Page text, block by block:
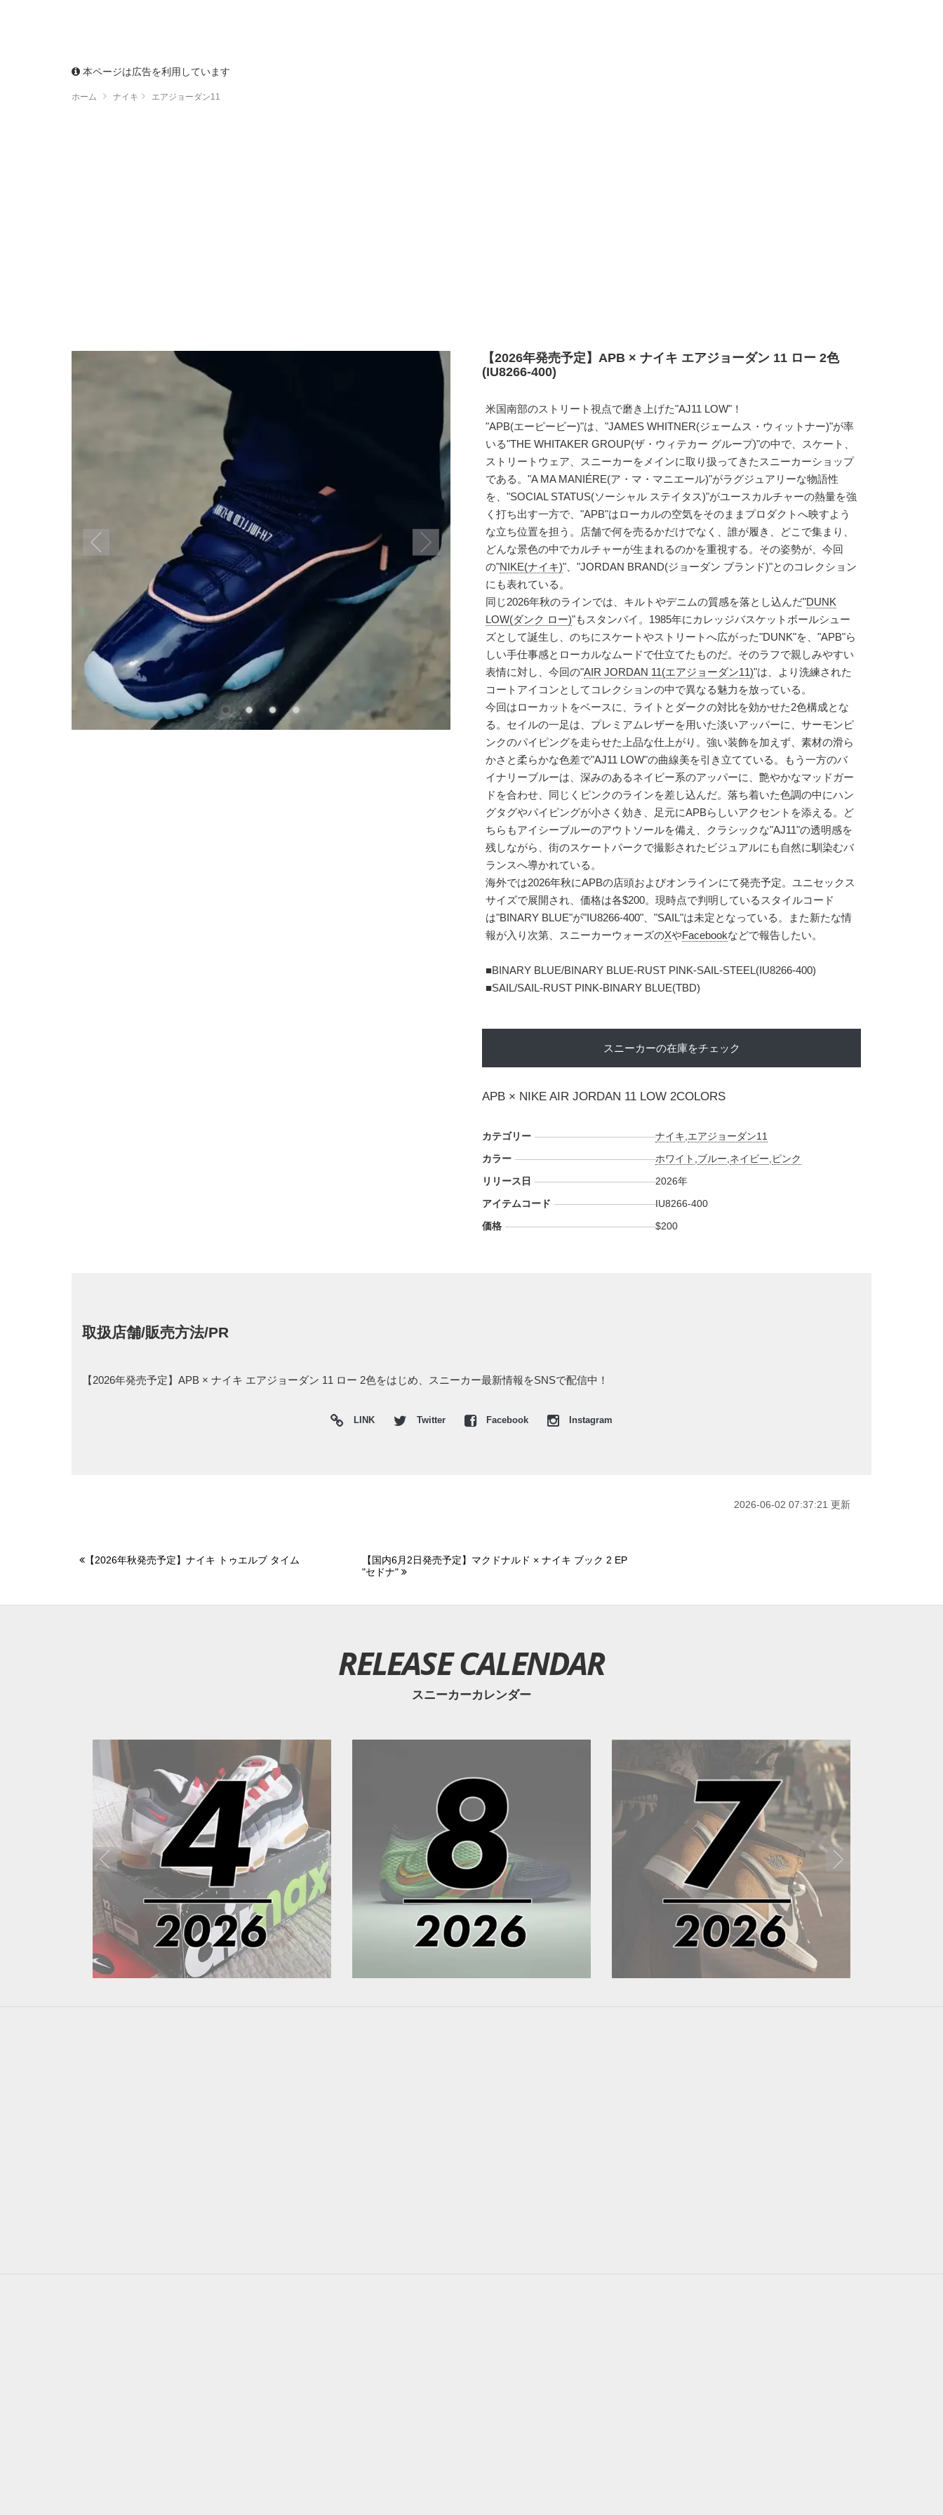
本ページは広告を利用しています
ホーム ナイキ エアジョーダン11
【2026年発売予定】APB × ナイキ エアジョーダン 11 ロー 2色
(IU8266-400)
米国南部のストリート視点で磨き上げた"AJ11 LOW"！
"APB(エーピービー)"は、"JAMES WHITNER(ジェームス・ウィットナー)"が率
いる"THE WHITAKER GROUP(ザ・ウィテカー グループ)"の中で、スケート、
ストリートウェア、スニーカーをメインに取り扱ってきたスニーカーショップ
である。"A MA MANIÉRE(ア・マ・マニエール)"がラグジュアリーな物語性
を、"SOCIAL STATUS(ソーシャル ステイタス)"がユースカルチャーの熱量を強
く打ち出す一方で、"APB"はローカルの空気をそのままプロダクトへ映すよう
な立ち位置を担う。店舗で何を売るかだけでなく、誰が履き、どこで集まり、
どんな景色の中でカルチャーが生まれるのかを重視する。その姿勢が、今回
の"NIKE(ナイキ)"、"JORDAN BRAND(ジョーダン ブランド)"とのコレクション
にも表れている。
同じ2026年秋のラインでは、キルトやデニムの質感を落とし込んだ"DUNK
LOW(ダンク ロー)"もスタンバイ。1985年にカレッジバスケットボールシュー
ズとして誕生し、のちにスケートやストリートへ広がった"DUNK"を、"APB"ら
しい手仕事感とローカルなムードで仕立てたものだ。そのラフで親しみやすい
表情に対し、今回の"AIR JORDAN 11(エアジョーダン11)"は、より洗練された
コートアイコンとしてコレクションの中で異なる魅力を放っている。
今回はローカットをベースに、ライトとダークの対比を効かせた2色構成とな
る。セイルの一足は、プレミアムレザーを用いた淡いアッパーに、サーモンピ
ンクのパイピングを走らせた上品な仕上がり。強い装飾を加えず、素材の滑ら
かさと柔らかな色差で"AJ11 LOW"の曲線美を引き立てている。もう一方のバ
イナリーブルーは、深みのあるネイビー系のアッパーに、艶やかなマッドガー
ドを合わせ、同じくピンクのラインを差し込んだ。落ち着いた色調の中にハン
グタグやパイピングが小さく効き、足元にAPBらしいアクセントを添える。ど
ちらもアイシーブルーのアウトソールを備え、クラシックな"AJ11"の透明感を
残しながら、街のスケートパークで撮影されたビジュアルにも自然に馴染むバ
ランスへ導かれている。
海外では2026年秋にAPBの店頭およびオンラインにて発売予定。ユニセックス
サイズで展開され、価格は各$200。現時点で判明しているスタイルコード
は"BINARY BLUE"が"IU8266-400"、"SAIL"は未定となっている。また新たな情
報が入り次第、スニーカーウォーズのXやFacebookなどで報告したい。
■BINARY BLUE/BINARY BLUE-RUST PINK-SAIL-STEEL(IU8266-400)
■SAIL/SAIL-RUST PINK-BINARY BLUE(TBD)
スニーカーの在庫をチェック
APB × NIKE AIR JORDAN 11 LOW 2COLORS
カテゴリー ナイキ エアジョーダン11
カラー
ホワイト ブルー ネイビー ピンク
リリース日
2026年
アイテムコード
IU8266-400
価格
$200
取扱店舗/販売方法/PR
【2026年発売予定】APB × ナイキ エアジョーダン 11 ロー 2色をはじめ、スニーカー最新情報をSNSで配信中！
LINK Twitter Facebook Instagram
2026-06-02 07:37:21 更新
【2026年秋発売予定】ナイキ トゥエルブ タイム
【国内6月2日発売予定】マクドナルド × ナイキ ブック 2 EP
"セドナ"
RELEASE CALENDAR
スニーカーカレンダー